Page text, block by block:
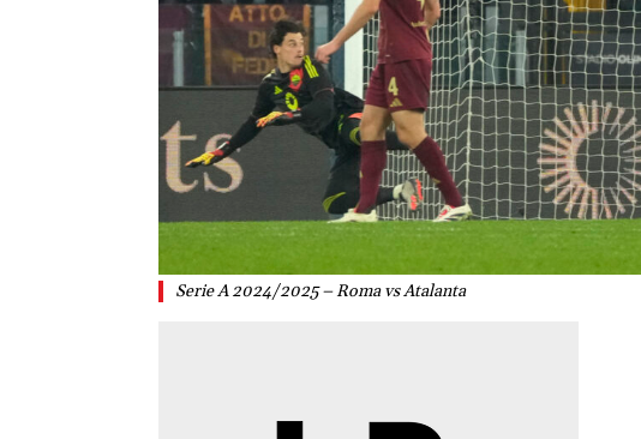
Serie A 2024/2025 – Roma vs Atalanta